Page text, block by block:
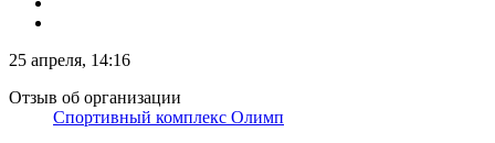
25 апреля, 14:16
Отзыв об организации
Спортивный комплекс Олимп